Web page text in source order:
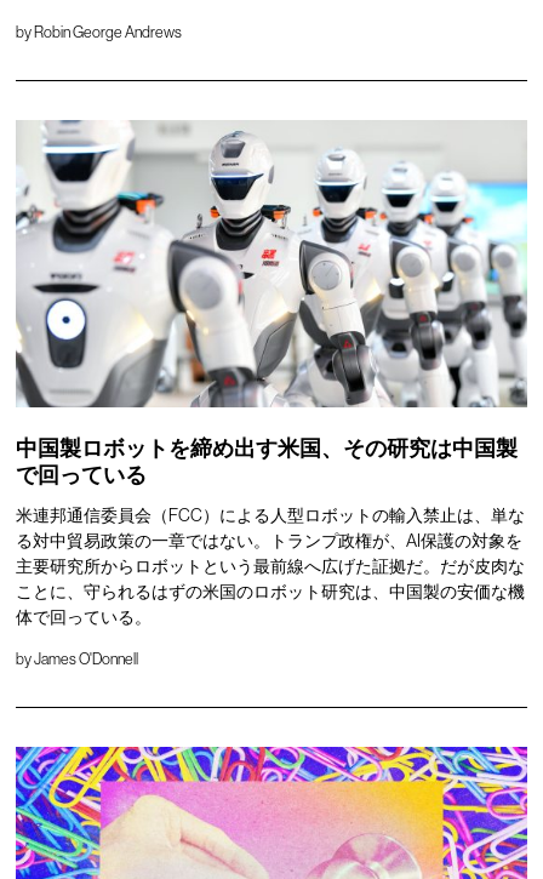
by Robin George Andrews
中国製ロボットを締め出す米国、その研究は中国製
で回っている
米連邦通信委員会（FCC）による人型ロボットの輸入禁止は、単な
る対中貿易政策の一章ではない。トランプ政権が、AI保護の対象を
主要研究所からロボットという最前線へ広げた証拠だ。だが皮肉な
ことに、守られるはずの米国のロボット研究は、中国製の安価な機
体で回っている。
byJames O'Donnell